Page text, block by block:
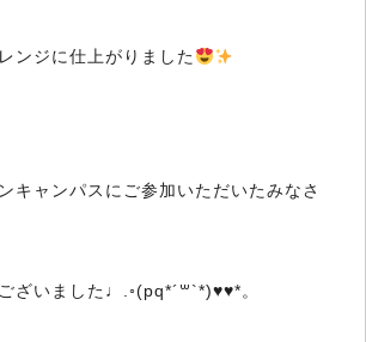
ンジに仕上がりました
キャンパスにご参加いただいたみなさ
ざいました♩.◦(pq*´꒳`*)♥♥*。